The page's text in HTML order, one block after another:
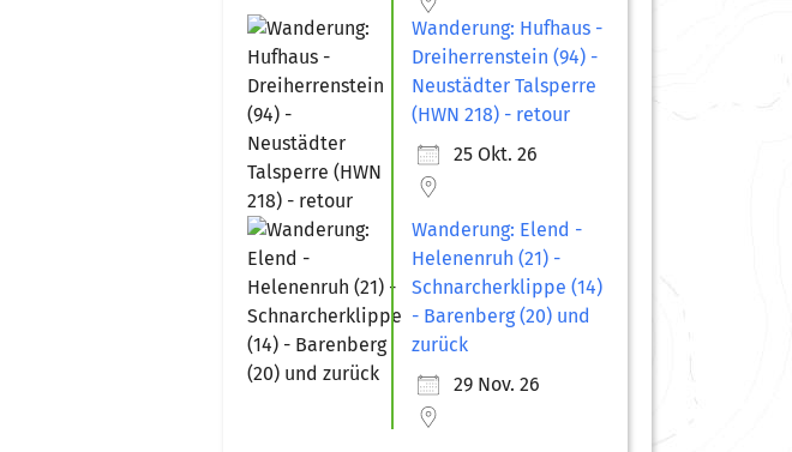
Wanderung: Hufhaus -
Dreiherrenstein (94) -
Neustädter Talsperre
(HWN 218) - retour
25 Okt. 26
Wanderung: Elend -
Helenenruh (21) -
Schnarcherklippe (14)
- Barenberg (20) und
zurück
29 Nov. 26